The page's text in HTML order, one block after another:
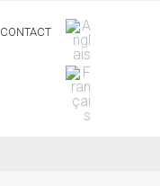
CONTACT